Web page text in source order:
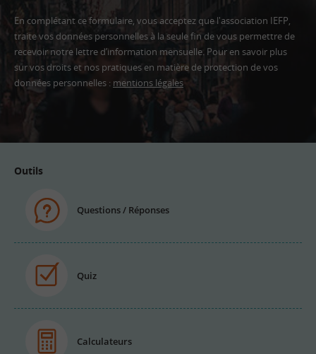
En complétant ce formulaire, vous acceptez que l'association IEFP,
traite vos données personnelles à la seule fin de vous permettre de
recevoir notre lettre d’information mensuelle. Pour en savoir plus
sur vos droits et nos pratiques en matière de protection de vos
données personnelles : mentions légales
Outils
Questions / Réponses
Quiz
Calculateurs